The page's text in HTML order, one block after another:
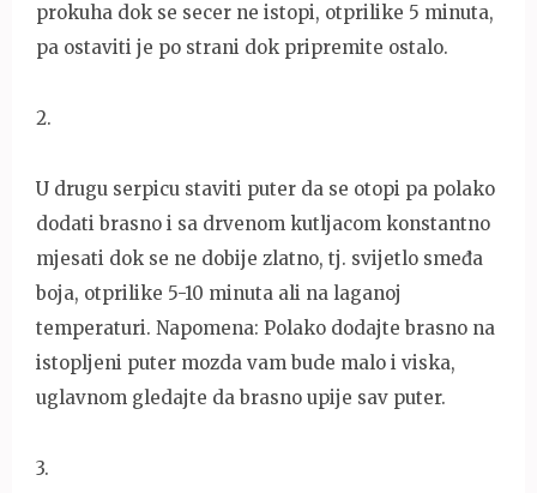
prokuha dok se secer ne istopi, otprilike 5 minuta,
pa ostaviti je po strani dok pripremite ostalo.
2.
U drugu serpicu staviti puter da se otopi pa polako
dodati brasno i sa drvenom kutljacom konstantno
mjesati dok se ne dobije zlatno, tj. svijetlo smeđa
boja, otprilike 5-10 minuta ali na laganoj
temperaturi. Napomena: Polako dodajte brasno na
istopljeni puter mozda vam bude malo i viska,
uglavnom gledajte da brasno upije sav puter.
3.